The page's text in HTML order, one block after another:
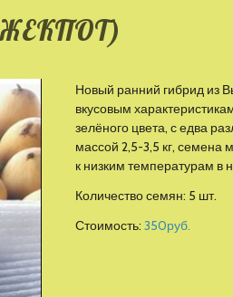
Новый ранний гибрид из
вкусовым
зелёного цвета, с едва
массой 2,5-3,5 кг, семена
к низким температурам в
Количество семян: 5 шт.
Стоимость:350руб.